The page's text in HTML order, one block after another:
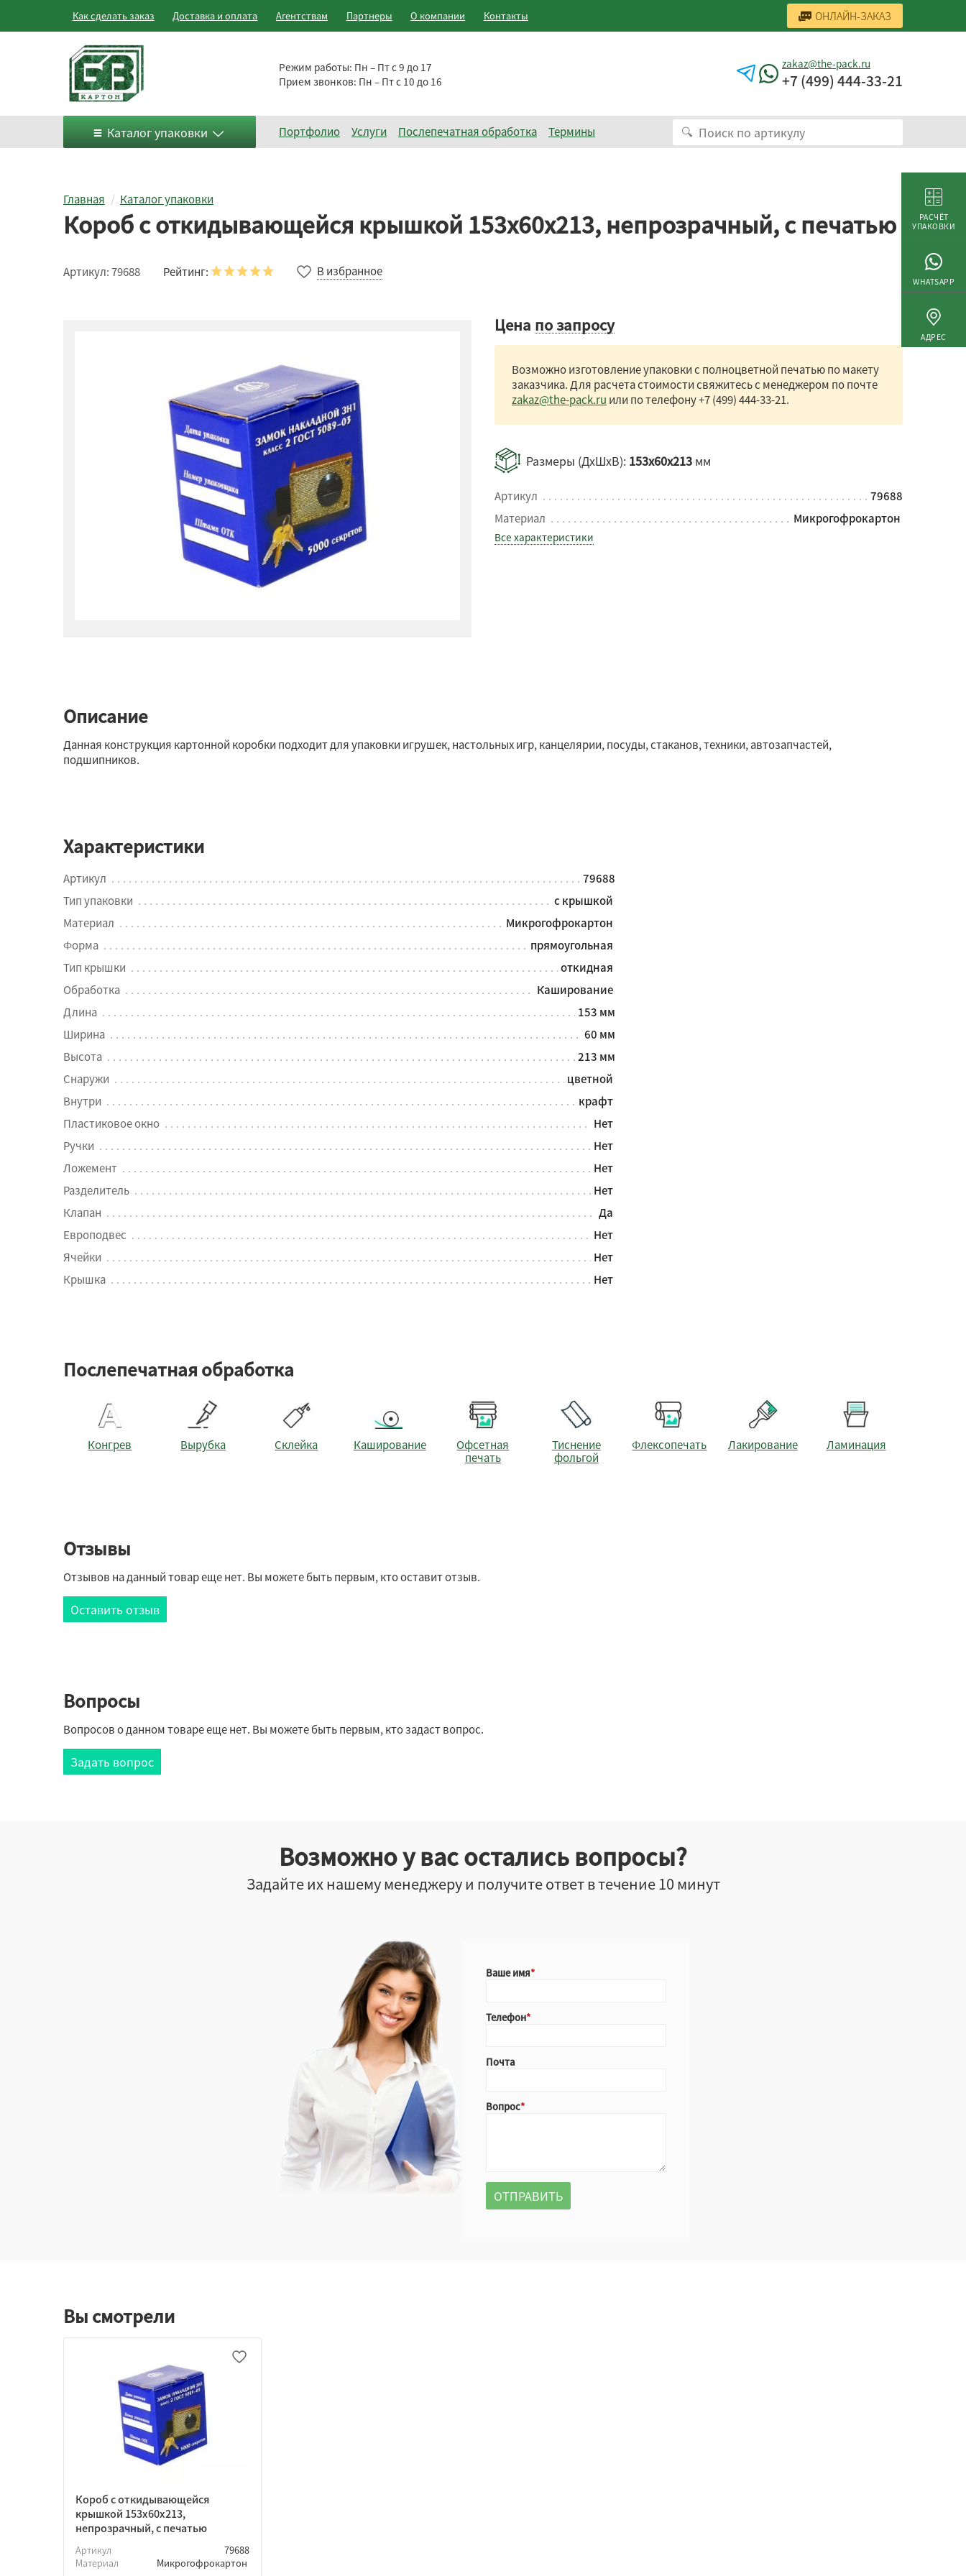
Как сделать заказ Доставка и оплата Агентствам Партнеры О компании Контакты ОНЛАЙН-ЗАКАЗ
Режим работы: Пн – Пт с 9 до 17
Прием звонков: Пн – Пт с 10 до 16
zakaz@the-pack.ru
+7 (499) 444-33-21
Каталог упаковки Портфолио Услуги Послепечатная обработка Термины
Главная Каталог упаковки
Короб с откидывающейся крышкой 153х60х213, непрозрачный, с печатью
Артикул:79688 Рейтинг: В избранное
Цена по запросу
Возможно изготовление упаковки с полноцветной печатью по макету
заказчика. Для расчета стоимости свяжитесь с менеджером по почте
zakaz@the-pack.ru или по телефону+7 (499) 444-33-21.
Размеры (ДхШхВ): 153x60x213 мм
Артикул
79688
Материал
Микрогофрокартон
Все характеристики
Описание
Данная конструкция картонной коробки подходит для упаковки игрушек, настольных игр, канцелярии, посуды, стаканов, техники, автозапчастей,
подшипников.
Характеристики
Артикул
79688
Тип упаковки
с крышкой
Материал
Микрогофрокартон
Форма
прямоугольная
Тип крышки
откидная
Обработка
Каширование
Длина
153 мм
Ширина
60 мм
Высота
213 мм
Снаружи
цветной
Внутри
крафт
Пластиковое окно
Нет
Ручки
Нет
Ложемент
Нет
Разделитель
Нет
Клапан
Да
Европодвес
Нет
Ячейки
Нет
Крышка
Нет
Послепечатная обработка
Конгрев Вырубка Склейка Каширование
Офсетная
печать
Тиснение
фольгой
Флексопечать Лакирование Ламинация
Отзывы
Отзывов на данный товар еще нет. Вы можете быть первым, кто оставит отзыв.
Оставить отзыв
Вопросы
Вопросов о данном товаре еще нет. Вы можете быть первым, кто задаст вопрос.
Задать вопрос
Возможно у вас остались вопросы?
Задайте их нашему менеджеру и получите ответ в течение 10 минут
Ваше имя
Телефон
Почта
Вопрос
Вы смотрели
Короб с откидывающейся
крышкой 153х60х213,
непрозрачный, с печатью
Артикул
79688
Материал
Микрогофрокартон
РАСЧЁТ
УПАКОВКИ
WHATSAPP
АДРЕС